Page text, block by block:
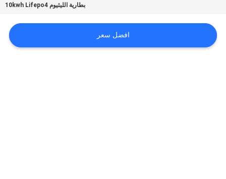
الخصوصية
بطارية الليثيوم 10kwh Lifepo4
افضل سعر